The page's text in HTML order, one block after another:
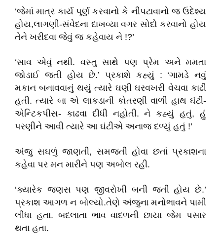
‘જેમાં માત્ર કાર્ય પૂર્ણ કરવાનો કે નીપટાવાનો જ ઉદેશ્ય
હોય,લાગણી-સંવેદના દાખવ્યા વગર સોદો કરવાનો હોય
તેને ખરીદવા જેવું જ કહેવાય ને !?’
‘સાવ એવું નથી. વસ્તુ સાથે પણ પ્રેમ અને મમતા
જોડાઈ જતી હોય છે.’ પ્રકાશે કહ્યું : ‘ગામડે નવું
મકાન બનાવવાનું થયું ત્યારે ઘણી ઘરવખરી વેચવા કાઢી
હતી. ત્યારે બા એ લાકડાની કોતરણી વાળી હાથ ઘંટી-
એન્ટિકપીસ- કાઢવા દીધી નહોતી. ને કહ્યું હતું, હું
પરણીને આવી ત્યારે આ ઘંટીએ અનાજ દળ્યું હતું !’
અંજુ સઘળું જાણતી, સમજતી હોવા છતાં પ્રકાશના
કહેવા પર મન મારીને પણ અબોલ રહી.
‘ક્યારેક જણસ પણ જીવરોખી બની જતી હોય છે.’
પ્રકાશ આગળ ન બોલ્યો.તેણે અંજુના મનોભાવને પામી
લીધા હતા. બદલાતા ભાવ વાદળની છાયા જેમ પસાર
થતા હતા.